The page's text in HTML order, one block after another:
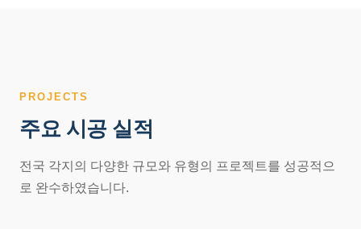
PROJECTS
주요 시공 실적
전국 각지의 다양한 규모와 유형의 프로젝트를 성공적으
로 완수하였습니다.